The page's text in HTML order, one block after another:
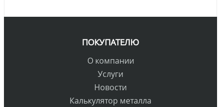
ПОКУПАТЕЛЮ
О компании
Услуги
Новости
Калькулятор металла